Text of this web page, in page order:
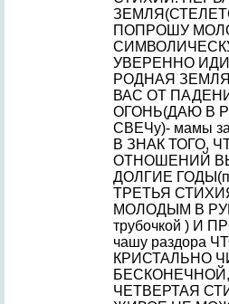
ПОПРОШУ
УВЕРЕННО
РОДНАЯ
ВАС ОТ
ОГОНЬ(ДАЮ В
СВЕЧу)- мамы
В ЗНАК ТОГО,
ОТНОШЕНИЙ
ДОЛГИЕ
ТРЕТЬЯ
МОЛОДЫМ В
трубочкой ) И
чашу раздора
КРИСТАЛЬНО
ЧЕТВЕРТАЯ